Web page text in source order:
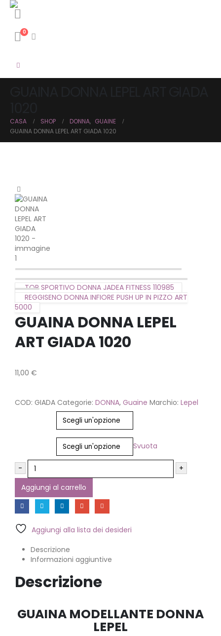
0
CASA SHOP DONNA, GUAINE
GUAINA DONNA LEPEL ART GIADA 1020
TOP SPORTIVO DONNA JADEA FITNESS 110985
REGGISENO DONNA INFIORE PUSH UP IN PIZZO ART
5000
GUAINA DONNA LEPEL
ART GIADA 1020
11,00 €
COD: GIADA Categorie: DONNA, Guaine Marchio: Lepel
Svuota
-
+
Aggiungi al carrello
Aggiungi alla lista dei desideri
Descrizione
Informazioni aggiuntive
Descrizione
GUAINA MODELLANTE DONNA
LEPEL